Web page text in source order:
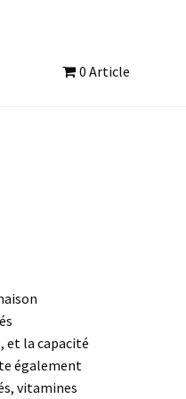
0 Article
et la capacité
également
vitamines